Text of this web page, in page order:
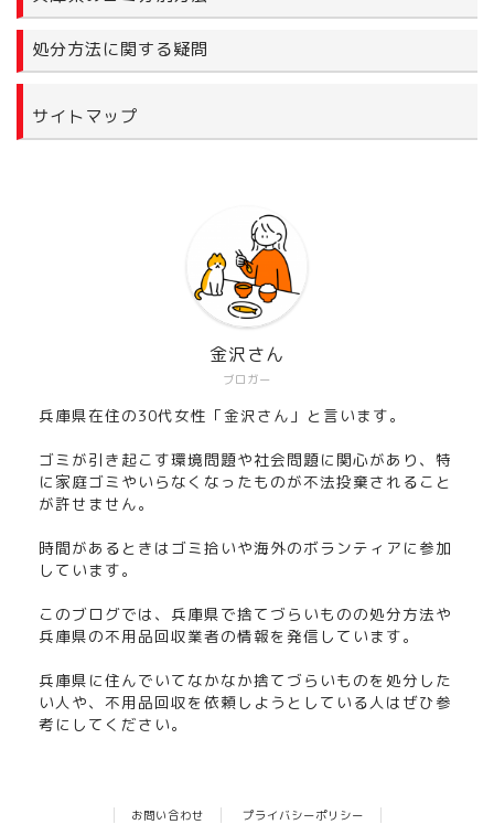
処分方法に関する疑問
サイトマップ
ブロガー
金沢さん
兵庫県在住の30代女性「金沢さん」と言います。
ゴミが引き起こす環境問題や社会問題に関心があり、特
に家庭ゴミやいらなくなったものが不法投棄されること
が許せません。
時間があるときはゴミ拾いや海外のボランティアに参加
しています。
このブログでは、兵庫県で捨てづらいものの処分方法や
兵庫県の不用品回収業者の情報を発信しています。
兵庫県に住んでいてなかなか捨てづらいものを処分した
い人や、不用品回収を依頼しようとしている人はぜひ参
考にしてください。
お問い合わせ プライバシーポリシー